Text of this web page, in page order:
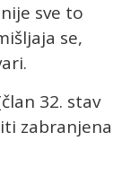
sve to
se,
32. stav
zabranjena